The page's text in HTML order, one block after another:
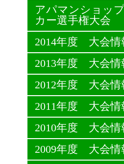
アパマンショッ
カー選手権大会
2014年度 大会情
2013年度 大会情
2012年度 大会情
2011年度 大会情
2010年度 大会情
2009年度 大会情